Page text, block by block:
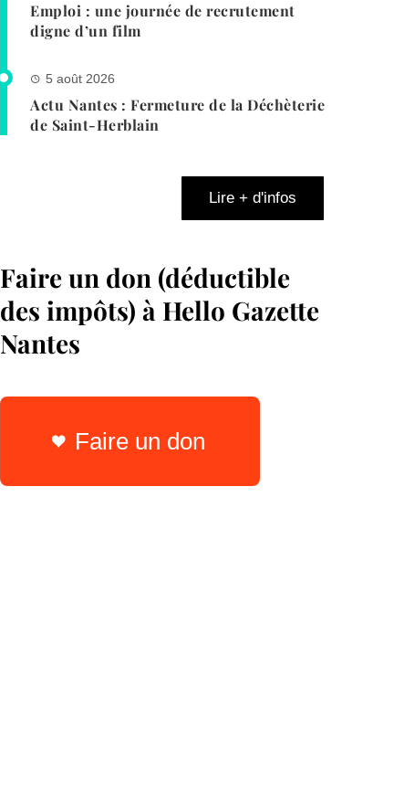
Emploi : une journée de recrutement
digne d’un film
5 août 2026
Actu Nantes : Fermeture de la Déchèterie
de Saint-Herblain
Lire + d'infos
Faire un don (déductible
des impôts) à Hello Gazette
Nantes
Faire un don